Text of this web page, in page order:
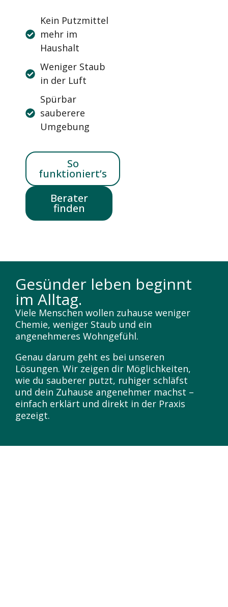
Kein Putzmittel
mehr im
Haushalt
Weniger Staub
in der Luft
Spürbar
sauberere
Umgebung
So
funktioniert’s
Berater
finden
Gesünder leben beginnt
im Alltag.
Viele Menschen wollen zuhause weniger
Chemie, weniger Staub und ein
angenehmeres Wohngefühl.
Genau darum geht es bei unseren
Lösungen. Wir zeigen dir Möglichkeiten,
wie du sauberer putzt, ruhiger schläfst
und dein Zuhause angenehmer machst –
einfach erklärt und direkt in der Praxis
gezeigt.